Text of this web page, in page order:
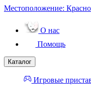
Местоположение:
О нас
Помощь
Каталог
Игровые